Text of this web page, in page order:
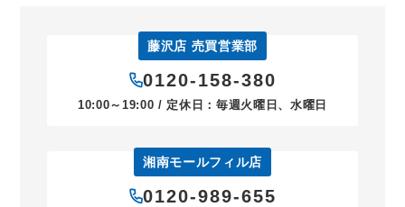
藤沢店 売買営業部
0120-158-380
10:00～19:00 / 定休日：毎週火曜日、水曜日
湘南モールフィル店
0120-989-655